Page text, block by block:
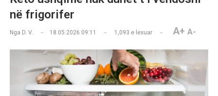
në frigorifer
Nga D. V. 18.05.2026 09:11 1,093 e lexuar A+ A-